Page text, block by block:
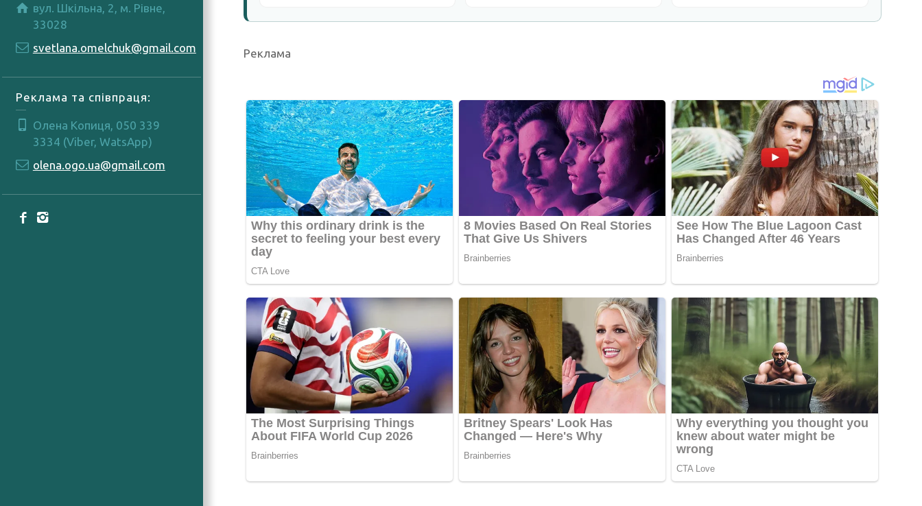
вул. Шкільна, 2, м. Рівне,
33028
svetlana.omelchuk@gmail.com
Реклама та співпраця:
Олена Копиця, 050 339
3334 (Viber, WatsApp)
olena.ogo.ua@gmail.com
Реклама